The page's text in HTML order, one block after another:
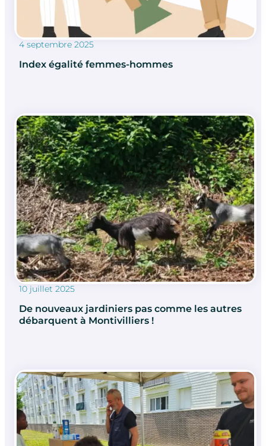
4 septembre 2025
Index égalité femmes-hommes
10 juillet 2025
De nouveaux jardiniers pas comme les autres
débarquent à Montivilliers !